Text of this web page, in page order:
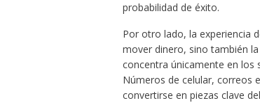
probabilidad de éxito.
Por otro lado, la experiencia
mover dinero, sino también
concentra únicamente en los
Números de celular, correos
convertirse en piezas clave